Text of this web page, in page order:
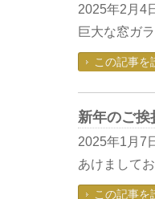
2025年2月4
巨大な窓ガ
この記事を
新年のご挨
2025年1月7
あけまして
この記事を